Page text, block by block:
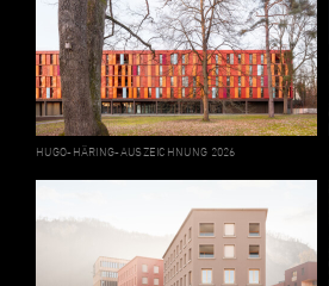
HUGO-HÄRING-AUSZEICHNUNG 2026